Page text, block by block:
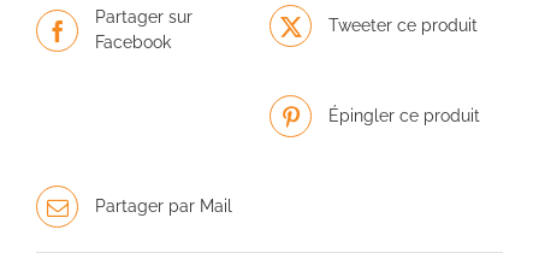
Partager sur
Facebook
Tweeter ce produit
Épingler ce produit
Partager par Mail